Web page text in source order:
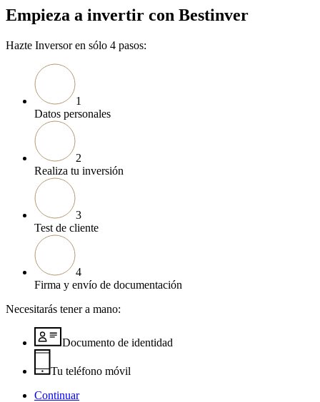
Empieza a invertir con Bestinver
Hazte Inversor en sólo 4 pasos:
1
Datos personales
2
Realiza tu inversión
3
Test de cliente
4
Firma y envío de documentación
Necesitarás tener a mano:
Documento de identidad
Tu teléfono móvil
Continuar